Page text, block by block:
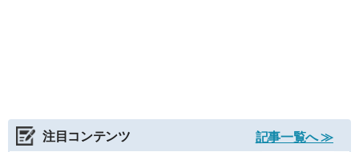
注目コンテンツ
記事一覧へ ≫